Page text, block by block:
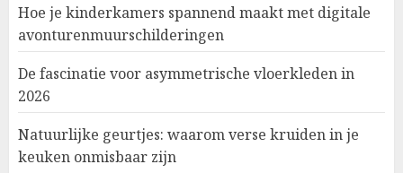
Hoe je kinderkamers spannend maakt met digitale
avonturenmuurschilderingen
De fascinatie voor asymmetrische vloerkleden in
2026
Natuurlijke geurtjes: waarom verse kruiden in je
keuken onmisbaar zijn